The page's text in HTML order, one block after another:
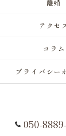
050-
離婚
アクセ
コラム
プライバシー
© 2026 埼玉県大宮